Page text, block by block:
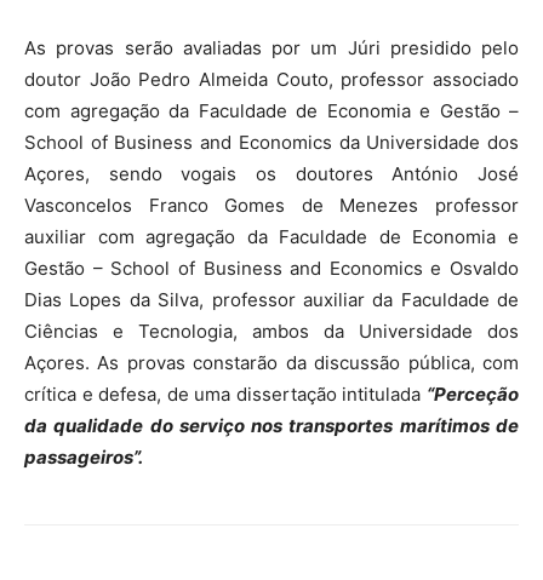
As provas serão avaliadas por um Júri presidido pelo
doutor João Pedro Almeida Couto, professor associado
com agregação da Faculdade de Economia e Gestão –
School of Business and Economics da Universidade dos
Açores, sendo vogais os doutores António José
Vasconcelos Franco Gomes de Menezes professor
auxiliar com agregação da Faculdade de Economia e
Gestão – School of Business and Economics e Osvaldo
Dias Lopes da Silva, professor auxiliar da Faculdade de
Ciências e Tecnologia, ambos da Universidade dos
Açores. As provas constarão da discussão pública, com
crítica e defesa, de uma dissertação intitulada “Perceção
da qualidade do serviço nos transportes marítimos de
passageiros”.